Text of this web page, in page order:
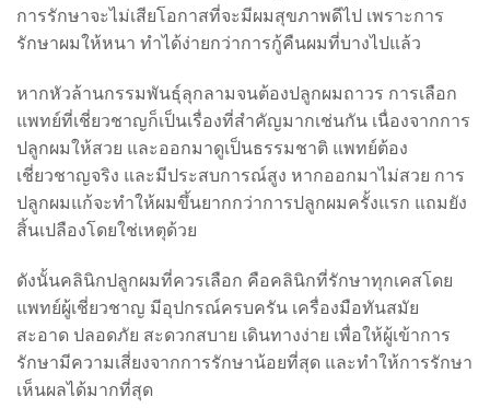
การรักษาจะไม่เสียโอกาสที่จะมีผมสุขภาพดีไป เพราะการ
รักษาผมให้หนา ทำได้ง่ายกว่าการกู้คืนผมที่บางไปแล้ว
หากหัวล้านกรรมพันธุ์ลุกลามจนต้องปลูกผมถาวร การเลือก
แพทย์ที่เชี่ยวชาญก็เป็นเรื่องที่สำคัญมากเช่นกัน เนื่องจากการ
ปลูกผมให้สวย และออกมาดูเป็นธรรมชาติ แพทย์ต้อง
เชี่ยวชาญจริง และมีประสบการณ์สูง หากออกมาไม่สวย การ
ปลูกผมแก้จะทำให้ผมขึ้นยากกว่าการปลูกผมครั้งแรก แถมยัง
สิ้นเปลืองโดยใช่เหตุด้วย
ดังนั้นคลินิกปลูกผมที่ควรเลือก คือคลินิกที่รักษาทุกเคสโดย
แพทย์ผู้เชี่ยวชาญ มีอุปกรณ์ครบครัน เครื่องมือทันสมัย
สะอาด ปลอดภัย สะดวกสบาย เดินทางง่าย เพื่อให้ผู้เข้าการ
รักษามีความเสี่ยงจากการรักษาน้อยที่สุด และทำให้การรักษา
เห็นผลได้มากที่สุด